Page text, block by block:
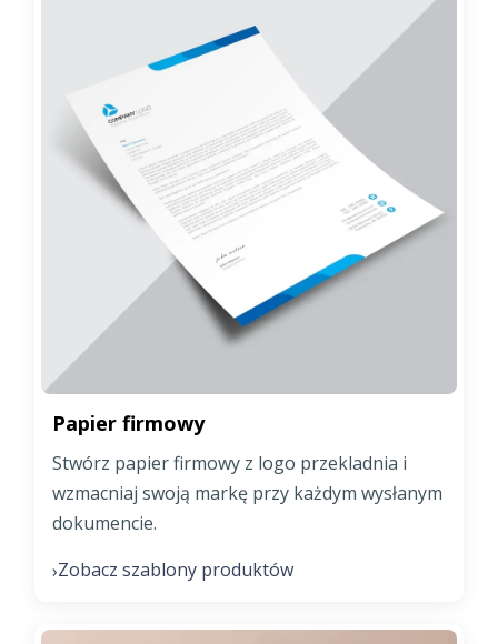
Papier firmowy
Stwórz papier firmowy z logo przekladnia i
wzmacniaj swoją markę przy każdym wysłanym
dokumencie.
›Zobacz szablony produktów